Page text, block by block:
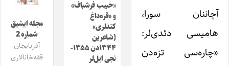
آچاننان سورا،
هامیسی دئدی‌لر:
«چاره‌سی تزه‌دن
«حبیب فرشباف»
و «قره‌داغ
کندلری»
(شاعرین
۱۳۴۴دن ۱۳۵۵-
نجی ایل‌لر
مجله ایشیق
شماره 2
آذربایجان
قفه‌خانالاری